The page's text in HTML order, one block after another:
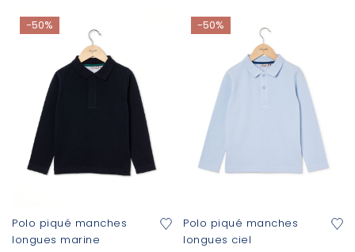
-50%
Polo piqué manches
longues marine
-50%
Polo piqué manches
longues ciel